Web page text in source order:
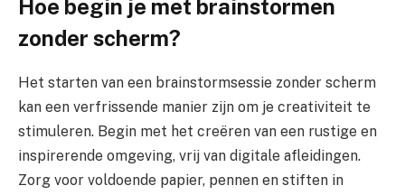
Hoe begin je met brainstormen
zonder scherm?
Het starten van een brainstormsessie zonder scherm
kan een verfrissende manier zijn om je creativiteit te
stimuleren. Begin met het creëren van een rustige en
inspirerende omgeving, vrij van digitale afleidingen.
Zorg voor voldoende papier, pennen en stiften in